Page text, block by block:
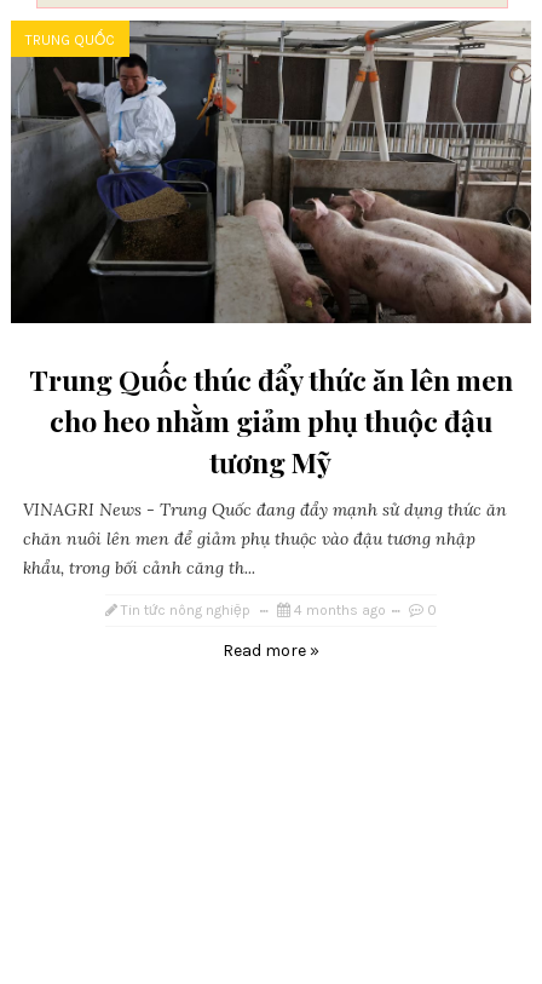
TRUNG QUỐC
Trung Quốc thúc đẩy thức ăn lên men
cho heo nhằm giảm phụ thuộc đậu
tương Mỹ
VINAGRI News - Trung Quốc đang đẩy mạnh sử dụng thức ăn
chăn nuôi lên men để giảm phụ thuộc vào đậu tương nhập
khẩu, trong bối cảnh căng th...
Tin tức nông nghiệp 4 months ago 0
Read more »